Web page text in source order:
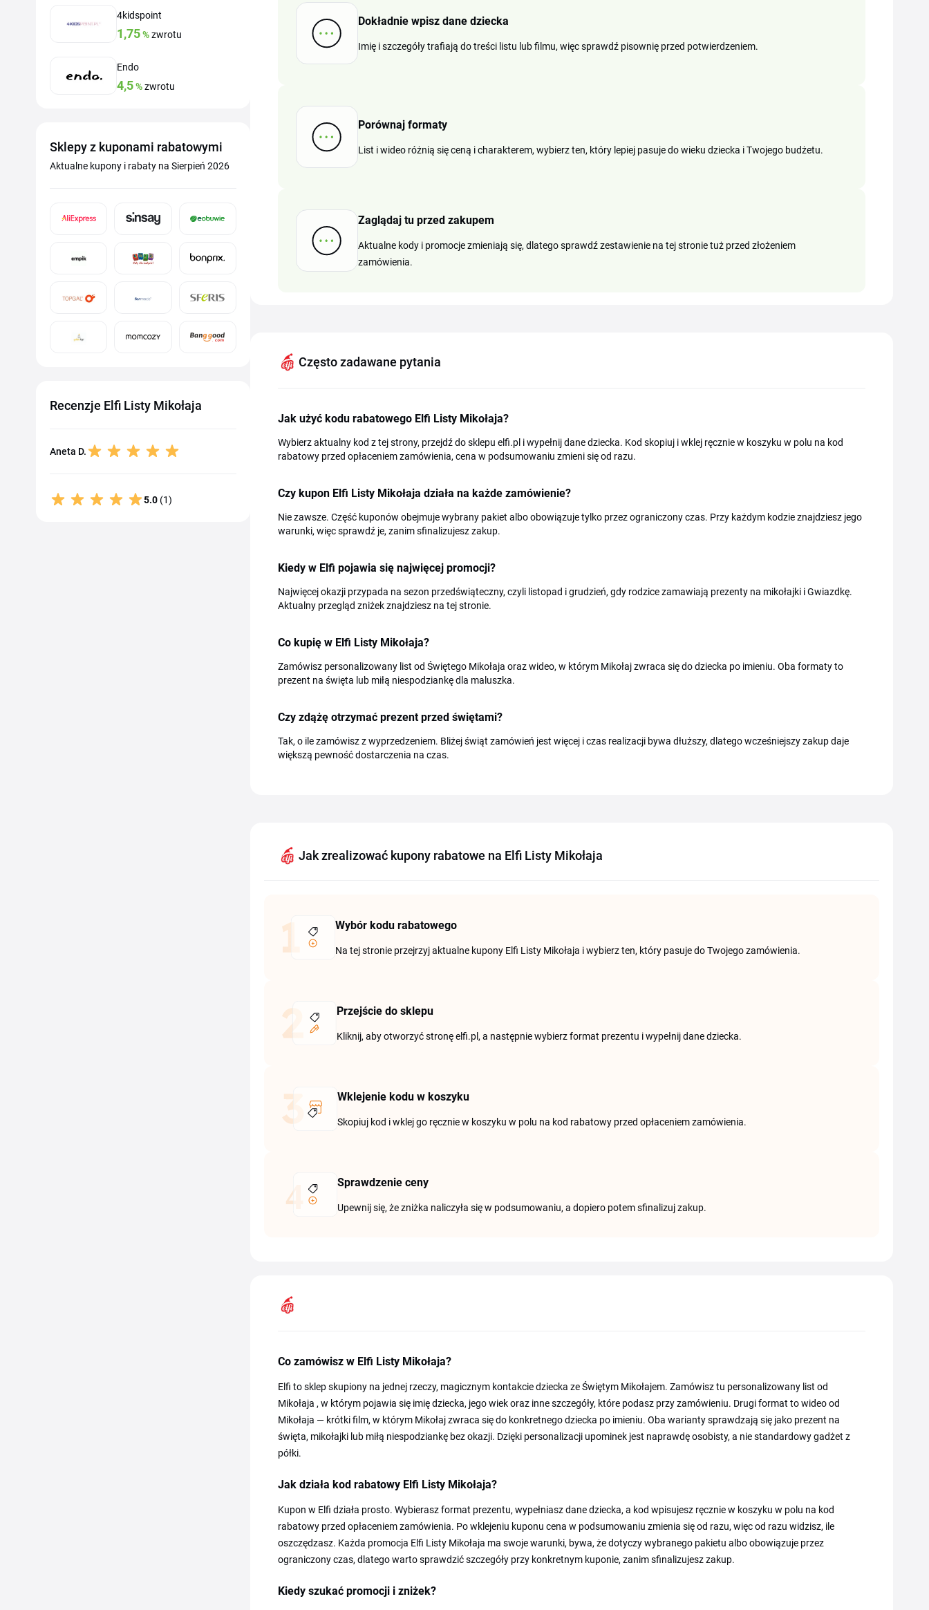
4kidspoint
1,75%zwrotu
Endo
4,5%zwrotu
Sklepy z kuponami rabatowymi
Aktualne kupony i rabaty na Sierpień 2026
Recenzje Elfi Listy Mikołaja
Aneta D.
5.0 (1)
Dokładnie wpisz dane dziecka
Imię i szczegóły trafiają do treści listu lub filmu, więc sprawdź pisownię przed potwierdzeniem.
Porównaj formaty
List i wideo różnią się ceną i charakterem, wybierz ten, który lepiej pasuje do wieku dziecka i Twojego budżetu.
Zaglądaj tu przed zakupem
Aktualne kody i promocje zmieniają się, dlatego sprawdź zestawienie na tej stronie tuż przed złożeniem
zamówienia.
Często zadawane pytania
Jak użyć kodu rabatowego Elfi Listy Mikołaja?
Wybierz aktualny kod z tej strony, przejdź do sklepu elfi.pl i wypełnij dane dziecka. Kod skopiuj i wklej ręcznie w koszyku w polu na kod
rabatowy przed opłaceniem zamówienia, cena w podsumowaniu zmieni się od razu.
Czy kupon Elfi Listy Mikołaja działa na każde zamówienie?
Nie zawsze. Część kuponów obejmuje wybrany pakiet albo obowiązuje tylko przez ograniczony czas. Przy każdym kodzie znajdziesz jego
warunki, więc sprawdź je, zanim sfinalizujesz zakup.
Kiedy w Elfi pojawia się najwięcej promocji?
Najwięcej okazji przypada na sezon przedświąteczny, czyli listopad i grudzień, gdy rodzice zamawiają prezenty na mikołajki i Gwiazdkę.
Aktualny przegląd zniżek znajdziesz na tej stronie.
Co kupię w Elfi Listy Mikołaja?
Zamówisz personalizowany list od Świętego Mikołaja oraz wideo, w którym Mikołaj zwraca się do dziecka po imieniu. Oba formaty to
prezent na święta lub miłą niespodziankę dla maluszka.
Czy zdążę otrzymać prezent przed świętami?
Tak, o ile zamówisz z wyprzedzeniem. Bliżej świąt zamówień jest więcej i czas realizacji bywa dłuższy, dlatego wcześniejszy zakup daje
większą pewność dostarczenia na czas.
Jak zrealizować kupony rabatowe na Elfi Listy Mikołaja
Wybór kodu rabatowego
Na tej stronie przejrzyj aktualne kupony Elfi Listy Mikołaja i wybierz ten, który pasuje do Twojego zamówienia.
Przejście do sklepu
Kliknij, aby otworzyć stronę elfi.pl, a następnie wybierz format prezentu i wypełnij dane dziecka.
Wklejenie kodu w koszyku
Skopiuj kod i wklej go ręcznie w koszyku w polu na kod rabatowy przed opłaceniem zamówienia.
Sprawdzenie ceny
Upewnij się, że zniżka naliczyła się w podsumowaniu, a dopiero potem sfinalizuj zakup.
Co zamówisz w Elfi Listy Mikołaja?
Elfi to sklep skupiony na jednej rzeczy, magicznym kontakcie dziecka ze Świętym Mikołajem. Zamówisz tu personalizowany list od
Mikołaja , w którym pojawia się imię dziecka, jego wiek oraz inne szczegóły, które podasz przy zamówieniu. Drugi format to wideo od
Mikołaja — krótki film, w którym Mikołaj zwraca się do konkretnego dziecka po imieniu. Oba warianty sprawdzają się jako prezent na
święta, mikołajki lub miłą niespodziankę bez okazji. Dzięki personalizacji upominek jest naprawdę osobisty, a nie standardowy gadżet z
półki.
Jak działa kod rabatowy Elfi Listy Mikołaja?
Kupon w Elfi działa prosto. Wybierasz format prezentu, wypełniasz dane dziecka, a kod wpisujesz ręcznie w koszyku w polu na kod
rabatowy przed opłaceniem zamówienia. Po wklejeniu kuponu cena w podsumowaniu zmienia się od razu, więc od razu widzisz, ile
oszczędzasz. Każda promocja Elfi Listy Mikołaja ma swoje warunki, bywa, że dotyczy wybranego pakietu albo obowiązuje przez
ograniczony czas, dlatego warto sprawdzić szczegóły przy konkretnym kuponie, zanim sfinalizujesz zakup.
Kiedy szukać promocji i zniżek?